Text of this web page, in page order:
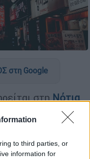
to third parties, or
information for
στη Google
στηΝότια
και